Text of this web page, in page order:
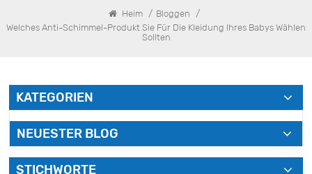
Heim / Bloggen /
Welches Anti-Schimmel-Produkt Sie Für Die Kleidung Ihres Babys Wählen
Sollten
KATEGORIEN
NEUESTER BLOG
STICHWORTE